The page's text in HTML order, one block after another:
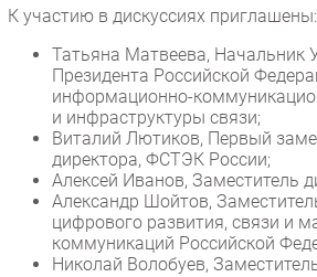
К участию в дискуссиях приглашены:
Татьяна Матвеева, Начальник
Президента Российской
информационно-
и инфраструктуры связи;
Виталий Лютиков, Первый
директора, ФСТЭК России;
Алексей Иванов, Заместитель
Александр Шойтов,
цифрового развития, связи и
коммуникаций Российской
Николай Волобуев,